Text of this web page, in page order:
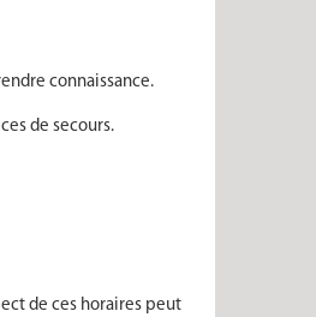
connaissance.
de secours.
de ces horaires peut